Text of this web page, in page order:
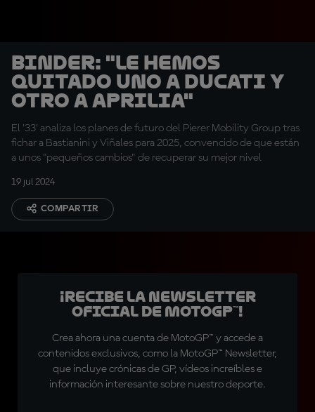
Binder: "Le hemos
quitado uno a Ducati y
otro a Aprilia"
El '33' analiza los planes de futuro del Pierer Mobility Group tras
fichar a Bastianini y Viñales para 2025, convencido de que están
a unos "pequeños cambios" de recuperar su mejor nivel
19 jul 2024
COMPARTIR
¡Recibe la Newsletter
oficial de MotoGP™!
Crea ahora una cuenta de MotoGP™ y accede a
contenidos exclusivos, como la MotoGP™ Newsletter,
que incluye crónicas de GP, vídeos increíbles e
información interesante sobre nuestro deporte.